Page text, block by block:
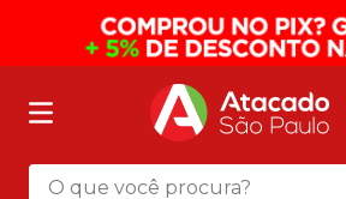
O que você procura?